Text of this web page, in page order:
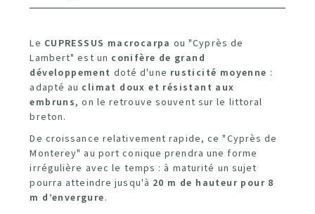
Le CUPRESSUS macrocarpa ou "Cyprès de
Lambert" est un conifère de grand
développement doté d'une rusticité moyenne :
adapté au climat doux et résistant aux
embruns, on le retrouve souvent sur le littoral
breton.
De croissance relativement rapide, ce "Cyprès de
Monterey" au port conique prendra une forme
irrégulière avec le temps : à maturité un sujet
pourra atteindre jusqu'à 20 m de hauteur pour 8
m d’envergure.